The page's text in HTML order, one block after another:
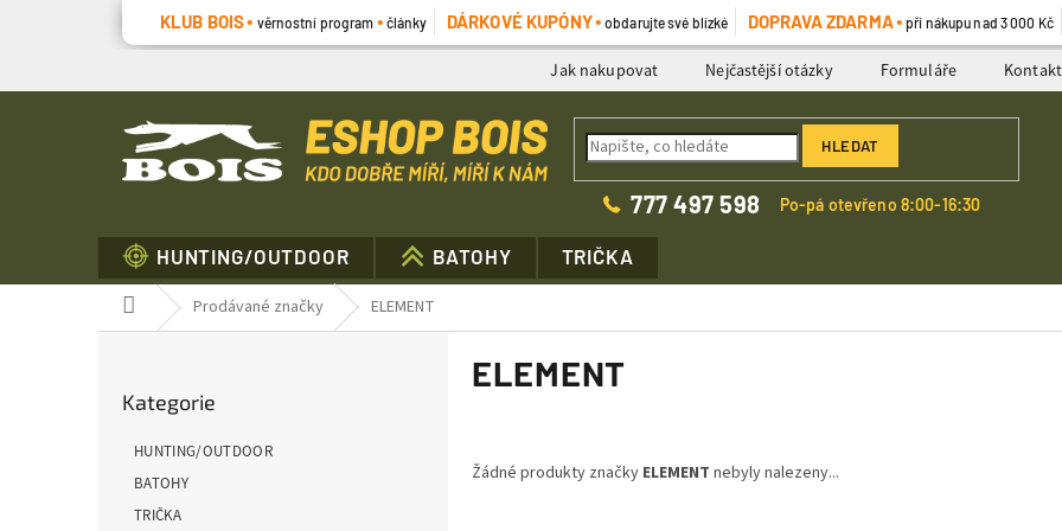
KLUB BOIS věrnostní program články DÁRKOVÉ KUPÓNY obdarujte své blízké DOPRAVA ZDARMA při nákupu nad 3 000 Kč
Jak nakupovat Nejčastější otázky Formuláře
HLEDAT
777 497 598 Po-pá otevřeno 8:00-16:30
HUNTING/OUTDOOR BATOHY TRIČKA
Domů Prodávané značky ELEMENT
kategorie
Kategorie
HUNTING/OUTDOOR
BATOHY
TRIČKA
ELEMENT
Žádné produkty značky ELEMENT nebyly nalezeny...